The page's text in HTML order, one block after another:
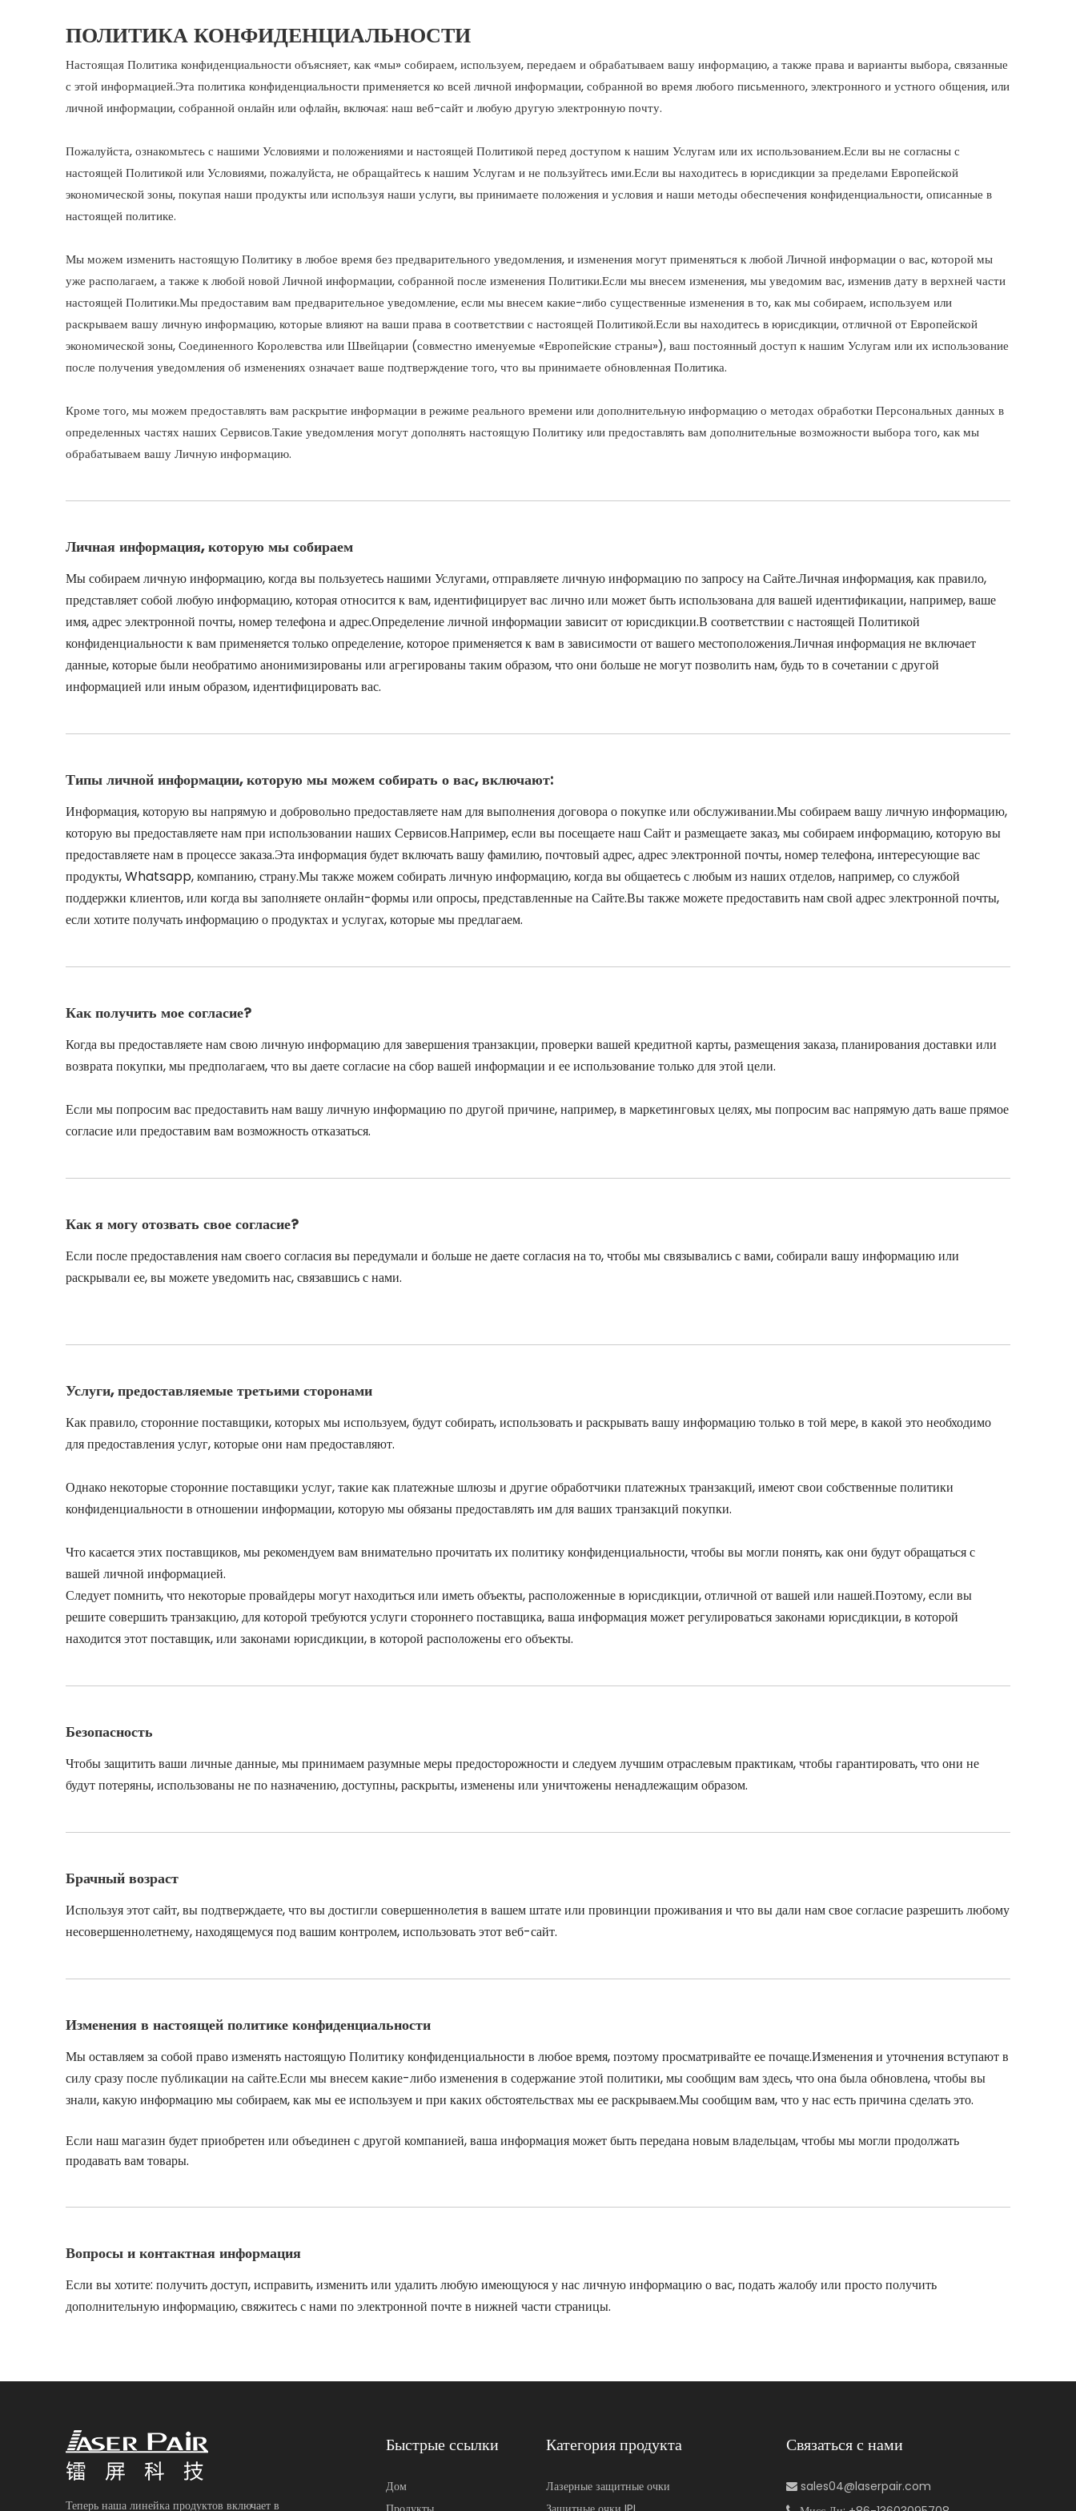
ПОЛИТИКА КОНФИДЕНЦИАЛЬНОСТИ
Настоящая Политика конфиденциальности объясняет, как «мы» собираем, используем, передаем и обрабатываем вашу информацию, а также права и варианты выбора, связанные
с этой информацией.Эта политика конфиденциальности применяется ко всей личной информации, собранной во время любого письменного, электронного и устного общения, или
личной информации, собранной онлайн или офлайн, включая: наш веб-сайт и любую другую электронную почту.
Пожалуйста, ознакомьтесь с нашими Условиями и положениями и настоящей Политикой перед доступом к нашим Услугам или их использованием.Если вы не согласны с
настоящей Политикой или Условиями, пожалуйста, не обращайтесь к нашим Услугам и не пользуйтесь ими.Если вы находитесь в юрисдикции за пределами Европейской
экономической зоны, покупая наши продукты или используя наши услуги, вы принимаете положения и условия и наши методы обеспечения конфиденциальности, описанные в
настоящей политике.
Мы можем изменить настоящую Политику в любое время без предварительного уведомления, и изменения могут применяться к любой Личной информации о вас, которой мы
уже располагаем, а также к любой новой Личной информации, собранной после изменения Политики.Если мы внесем изменения, мы уведомим вас, изменив дату в верхней части
настоящей Политики.Мы предоставим вам предварительное уведомление, если мы внесем какие-либо существенные изменения в то, как мы собираем, используем или
раскрываем вашу личную информацию, которые влияют на ваши права в соответствии с настоящей Политикой.Если вы находитесь в юрисдикции, отличной от Европейской
экономической зоны, Соединенного Королевства или Швейцарии (совместно именуемые «Европейские страны»), ваш постоянный доступ к нашим Услугам или их использование
после получения уведомления об изменениях означает ваше подтверждение того, что вы принимаете обновленная Политика.
Кроме того, мы можем предоставлять вам раскрытие информации в режиме реального времени или дополнительную информацию о методах обработки Персональных данных в
определенных частях наших Сервисов.Такие уведомления могут дополнять настоящую Политику или предоставлять вам дополнительные возможности выбора того, как мы
обрабатываем вашу Личную информацию.
Личная информация, которую мы собираем
Мы собираем личную информацию, когда вы пользуетесь нашими Услугами, отправляете личную информацию по запросу на Сайте.Личная информация, как правило,
представляет собой любую информацию, которая относится к вам, идентифицирует вас лично или может быть использована для вашей идентификации, например, ваше
имя, адрес электронной почты, номер телефона и адрес.Определение личной информации зависит от юрисдикции.В соответствии с настоящей Политикой
конфиденциальности к вам применяется только определение, которое применяется к вам в зависимости от вашего местоположения.Личная информация не включает
данные, которые были необратимо анонимизированы или агрегированы таким образом, что они больше не могут позволить нам, будь то в сочетании с другой
информацией или иным образом, идентифицировать вас.
Типы личной информации, которую мы можем собирать о вас, включают:
Информация, которую вы напрямую и добровольно предоставляете нам для выполнения договора о покупке или обслуживании.Мы собираем вашу личную информацию,
которую вы предоставляете нам при использовании наших Сервисов.Например, если вы посещаете наш Сайт и размещаете заказ, мы собираем информацию, которую вы
предоставляете нам в процессе заказа.Эта информация будет включать вашу фамилию, почтовый адрес, адрес электронной почты, номер телефона, интересующие вас
продукты, Whatsapp, компанию, страну.Мы также можем собирать личную информацию, когда вы общаетесь с любым из наших отделов, например, со службой
поддержки клиентов, или когда вы заполняете онлайн-формы или опросы, представленные на Сайте.Вы также можете предоставить нам свой адрес электронной почты,
если хотите получать информацию о продуктах и ​​услугах, которые мы предлагаем.
Как получить мое согласие?
Когда вы предоставляете нам свою личную информацию для завершения транзакции, проверки вашей кредитной карты, размещения заказа, планирования доставки или
возврата покупки, мы предполагаем, что вы даете согласие на сбор вашей информации и ее использование только для этой цели.
Если мы попросим вас предоставить нам вашу личную информацию по другой причине, например, в маркетинговых целях, мы попросим вас напрямую дать ваше прямое
согласие или предоставим вам возможность отказаться.
Как я могу отозвать свое согласие?
Если после предоставления нам своего согласия вы передумали и больше не даете согласия на то, чтобы мы связывались с вами, собирали вашу информацию или
раскрывали ее, вы можете уведомить нас, связавшись с нами.
Услуги, предоставляемые третьими сторонами
Как правило, сторонние поставщики, которых мы используем, будут собирать, использовать и раскрывать вашу информацию только в той мере, в какой это необходимо
для предоставления услуг, которые они нам предоставляют.
Однако некоторые сторонние поставщики услуг, такие как платежные шлюзы и другие обработчики платежных транзакций, имеют свои собственные политики
конфиденциальности в отношении информации, которую мы обязаны предоставлять им для ваших транзакций покупки.
Что касается этих поставщиков, мы рекомендуем вам внимательно прочитать их политику конфиденциальности, чтобы вы могли понять, как они будут обращаться с
вашей личной информацией.
Следует помнить, что некоторые провайдеры могут находиться или иметь объекты, расположенные в юрисдикции, отличной от вашей или нашей.Поэтому, если вы
решите совершить транзакцию, для которой требуются услуги стороннего поставщика, ваша информация может регулироваться законами юрисдикции, в которой
находится этот поставщик, или законами юрисдикции, в которой расположены его объекты.
Безопасность
Чтобы защитить ваши личные данные, мы принимаем разумные меры предосторожности и следуем лучшим отраслевым практикам, чтобы гарантировать, что они не
будут потеряны, использованы не по назначению, доступны, раскрыты, изменены или уничтожены ненадлежащим образом.
Брачный возраст
Используя этот сайт, вы подтверждаете, что вы достигли совершеннолетия в вашем штате или провинции проживания и что вы дали нам свое согласие разрешить любому
несовершеннолетнему, находящемуся под вашим контролем, использовать этот веб-сайт.
Изменения в настоящей политике конфиденциальности
Мы оставляем за собой право изменять настоящую Политику конфиденциальности в любое время, поэтому просматривайте ее почаще.Изменения и уточнения вступают в
силу сразу после публикации на сайте.Если мы внесем какие-либо изменения в содержание этой политики, мы сообщим вам здесь, что она была обновлена, чтобы вы
знали, какую информацию мы собираем, как мы ее используем и при каких обстоятельствах мы ее раскрываем.Мы сообщим вам, что у нас есть причина сделать это.
Если наш магазин будет приобретен или объединен с другой компанией, ваша информация может быть передана новым владельцам, чтобы мы могли продолжать
продавать вам товары.
Вопросы и контактная информация
Если вы хотите: получить доступ, исправить, изменить или удалить любую имеющуюся у нас личную информацию о вас, подать жалобу или просто получить
дополнительную информацию, свяжитесь с нами по электронной почте в нижней части страницы.
Теперь наша линейка продуктов включает в
Быстрые ссылки
Дом
Категория продукта
Лазерные защитные очки
Связаться с нами
 sales04@laserpair.com